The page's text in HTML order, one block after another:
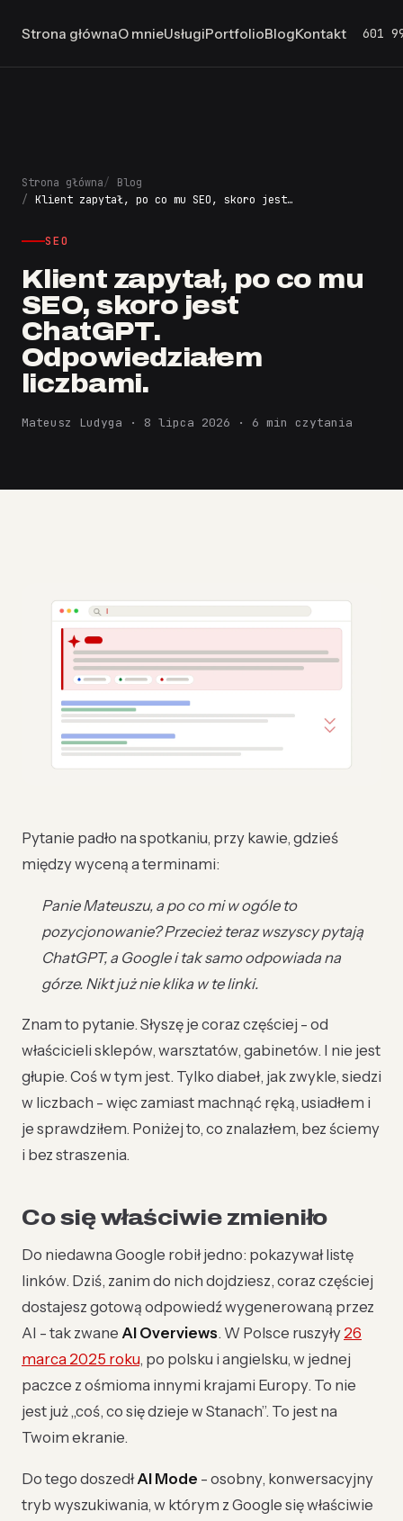
Strona głównaO mnieUsługiPortfolioBlogKontakt 601
Strona główna
Blog
Klient zapytał, po co mu SEO, skoro jest…
SEO
Klient zapytał, po co mu
SEO, skoro jest
ChatGPT.
Odpowiedziałem
liczbami.
Mateusz Ludyga · 8 lipca 2026 · 6 min czytania
Pytanie padło na spotkaniu, przy kawie, gdzieś
między wyceną a terminami:
Panie Mateuszu, a po co mi w ogóle to
pozycjonowanie? Przecież teraz wszyscy pytają
ChatGPT, a Google i tak samo odpowiada na
górze. Nikt już nie klika w te linki.
Znam to pytanie. Słyszę je coraz częściej - od
właścicieli sklepów, warsztatów, gabinetów. I nie jest
głupie. Coś w tym jest. Tylko diabeł, jak zwykle, siedzi
w liczbach - więc zamiast machnąć ręką, usiadłem i
je sprawdziłem. Poniżej to, co znalazłem, bez ściemy
i bez straszenia.
Co się właściwie zmieniło
Do niedawna Google robił jedno: pokazywał listę
linków. Dziś, zanim do nich dojdziesz, coraz częściej
dostajesz gotową odpowiedź wygenerowaną przez
AI - tak zwane AI Overviews. W Polsce ruszyły 26
marca 2025 roku, po polsku i angielsku, w jednej
paczce z ośmioma innymi krajami Europy. To nie
jest już „coś, co się dzieje w Stanach”. To jest na
Twoim ekranie.
Do tego doszedłAI Mode - osobny, konwersacyjny
tryb wyszukiwania, w którym z Google się właściwie